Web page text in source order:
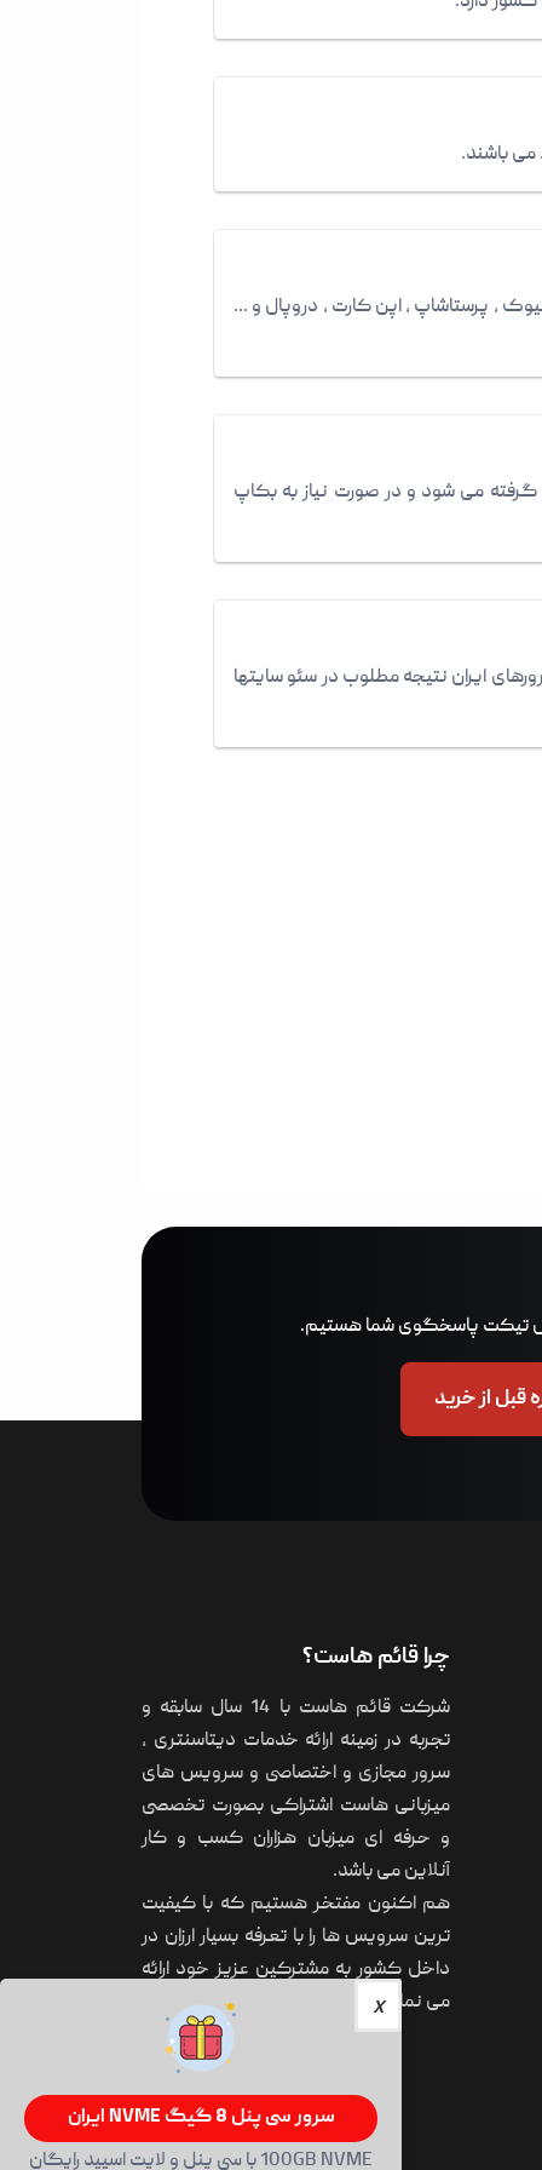
می باشند.
، پرستاشاپ ، اپن کارت ، دروپال و ...
می شود و در صورت نیاز به بکاپ
ایران نتیجه مطلوب در سئو سایتها
قبل از خرید
چرا قائم هاست؟
شرکت قائم هاست با 14 سال سابقه و
تجربه در زمینه ارائه خدمات دیتاسنتری ،
سرور مجازی و اختصاصی و سرویس های
میزبانی هاست اشتراکی بصورت تخصصی
و حرفه ای میزبان هزاران کسب و کار
آنلاین می باشد.
هم اکنون مفتخر هستیم که با کیفیت
ترین سرویس ها را با تعرفه بسیار ارزان در
داخل کشور به مشترکین عزیز خود ارائه
می نماییم.
سرور سی پنل 8 گیگ NVME ایران
100GB NVME با سی پنل و لایت اسپید رایگان